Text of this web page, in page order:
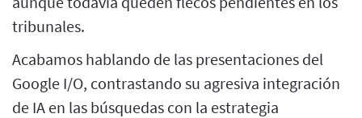
tribunales.
Acabamos hablando de las presentaciones del
Google I/O, contrastando su agresiva integración
de IA en las búsquedas con la estrategia